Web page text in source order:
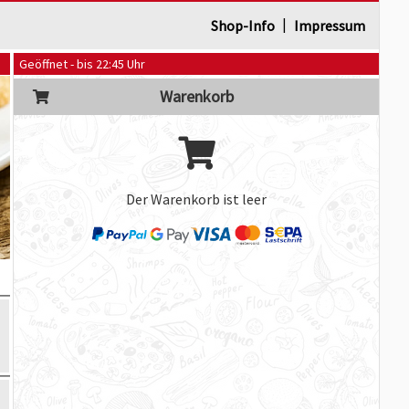
Shop-Info | Impressum
Geöffnet - bis 22:45 Uhr
Warenkorb
Der Warenkorb ist leer